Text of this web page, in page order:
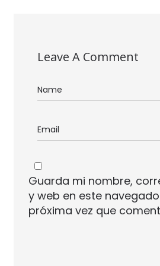
Leave A Comment
Guarda mi nombre,
y web en este
próxima vez que